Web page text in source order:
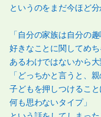
というのをまだ今ほど
「自分の家族は自分の
好きなことに関してめ
あるわけではないから大
「どっちかと言うと、
子どもを押しつけるこ
何も思わないタイプ」